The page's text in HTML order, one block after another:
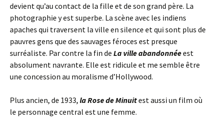
devient qu’au contact de la fille et de son grand père. La
photographie y est superbe. La scène avec les indiens
apaches qui traversent la ville en silence et qui sont plus de
pauvres gens que des sauvages féroces est presque
surréaliste. Par contre la fin de La ville abandonnéeest
absolument navrante. Elle est ridicule et me semble être
une concession au moralisme d’Hollywood.
Plus ancien, de 1933, la Rose de Minuitest aussi un film où
le personnage central est une femme.